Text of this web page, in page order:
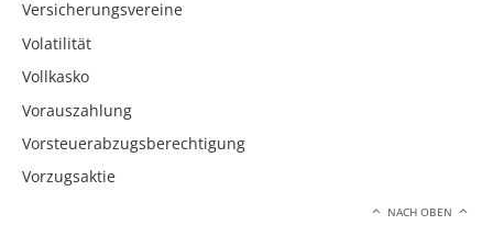
Versicherungsvereine
Volatilität
Vollkasko
Vorauszahlung
Vorsteuerabzugsberechtigung
Vorzugsaktie
NACH OBEN